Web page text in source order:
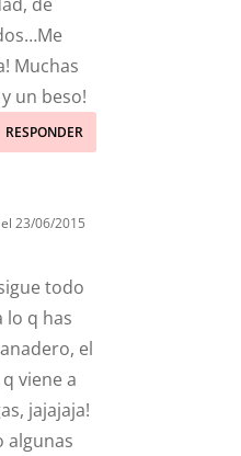
Muchas
un beso!
RESPONDER
el 23/06/2015
todo
lo q has
el
viene a
jajajaja!
algunas